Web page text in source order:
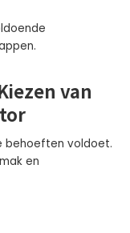
van
behoeften voldoet.
en